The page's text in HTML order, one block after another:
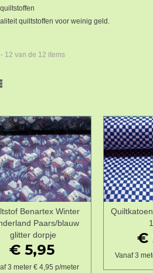
quiltstoffen voor weinig geld.
12 van de 12 items
Wenslijst
Benartex Winter
Paars/blauw
glitter dorpje
€ 5,95
3 meter € 4,95 p/meter
€
Vanaf 3